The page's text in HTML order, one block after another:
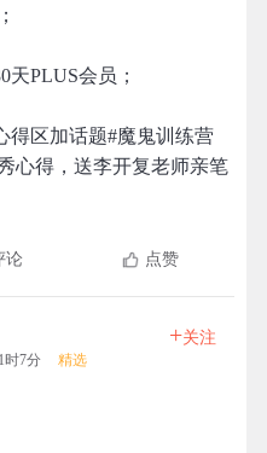
天PLUS会员；
得区加话题#魔鬼训练营
心得，送李开复老师亲笔
点赞
时7分 精选
+关注